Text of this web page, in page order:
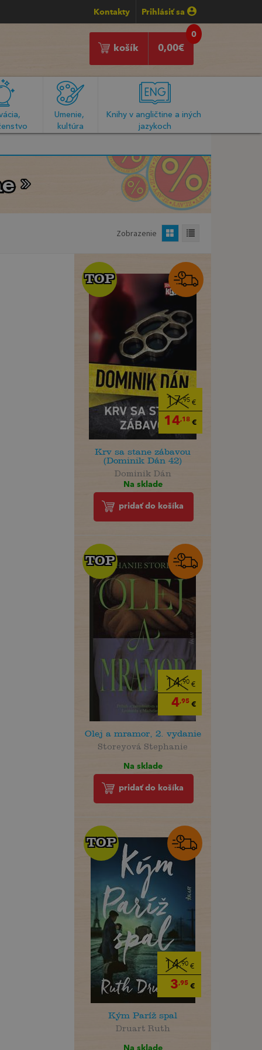
Kontakty Prihlásiť sa
0
0,00€
košík
Umenie,
kultúra
Knihy v angličtine a iných
jazykoch
Zobrazenie
17,95€
14,18€
TOP
TOP
Krv sa stane zábavou
(Dominik Dán 42)
Dominik Dán
Na sklade
pridať do košíka
14,90€
4,95€
TOP
TOP
Olej a mramor, 2. vydanie
Storeyová Stephanie
Na sklade
pridať do košíka
14,90 €
3,95 €
TOP
TOP
Kým Paríž spal
Druart Ruth
Na sklade